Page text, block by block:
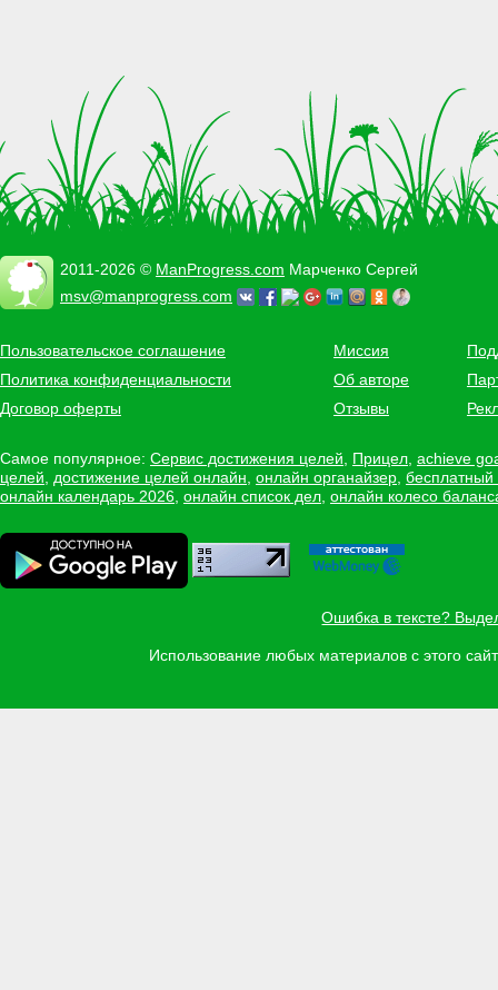
2011-2026 © ManProgress.com Марченко Сергей
msv@manprogress.com
Пользовательское соглашение
Политика конфиденциальности
Договор оферты
Миссия
Об авторе
Отзывы
Самое популярное: Сервис достижения целей Прицел achieve
целей
достижение целей онлайн онлайн органайзер
онлайн календарь 2026 онлайн список дел онлайн колесо
Ошибка в тексте?
Использование любых материалов с этого
Задать вопрос